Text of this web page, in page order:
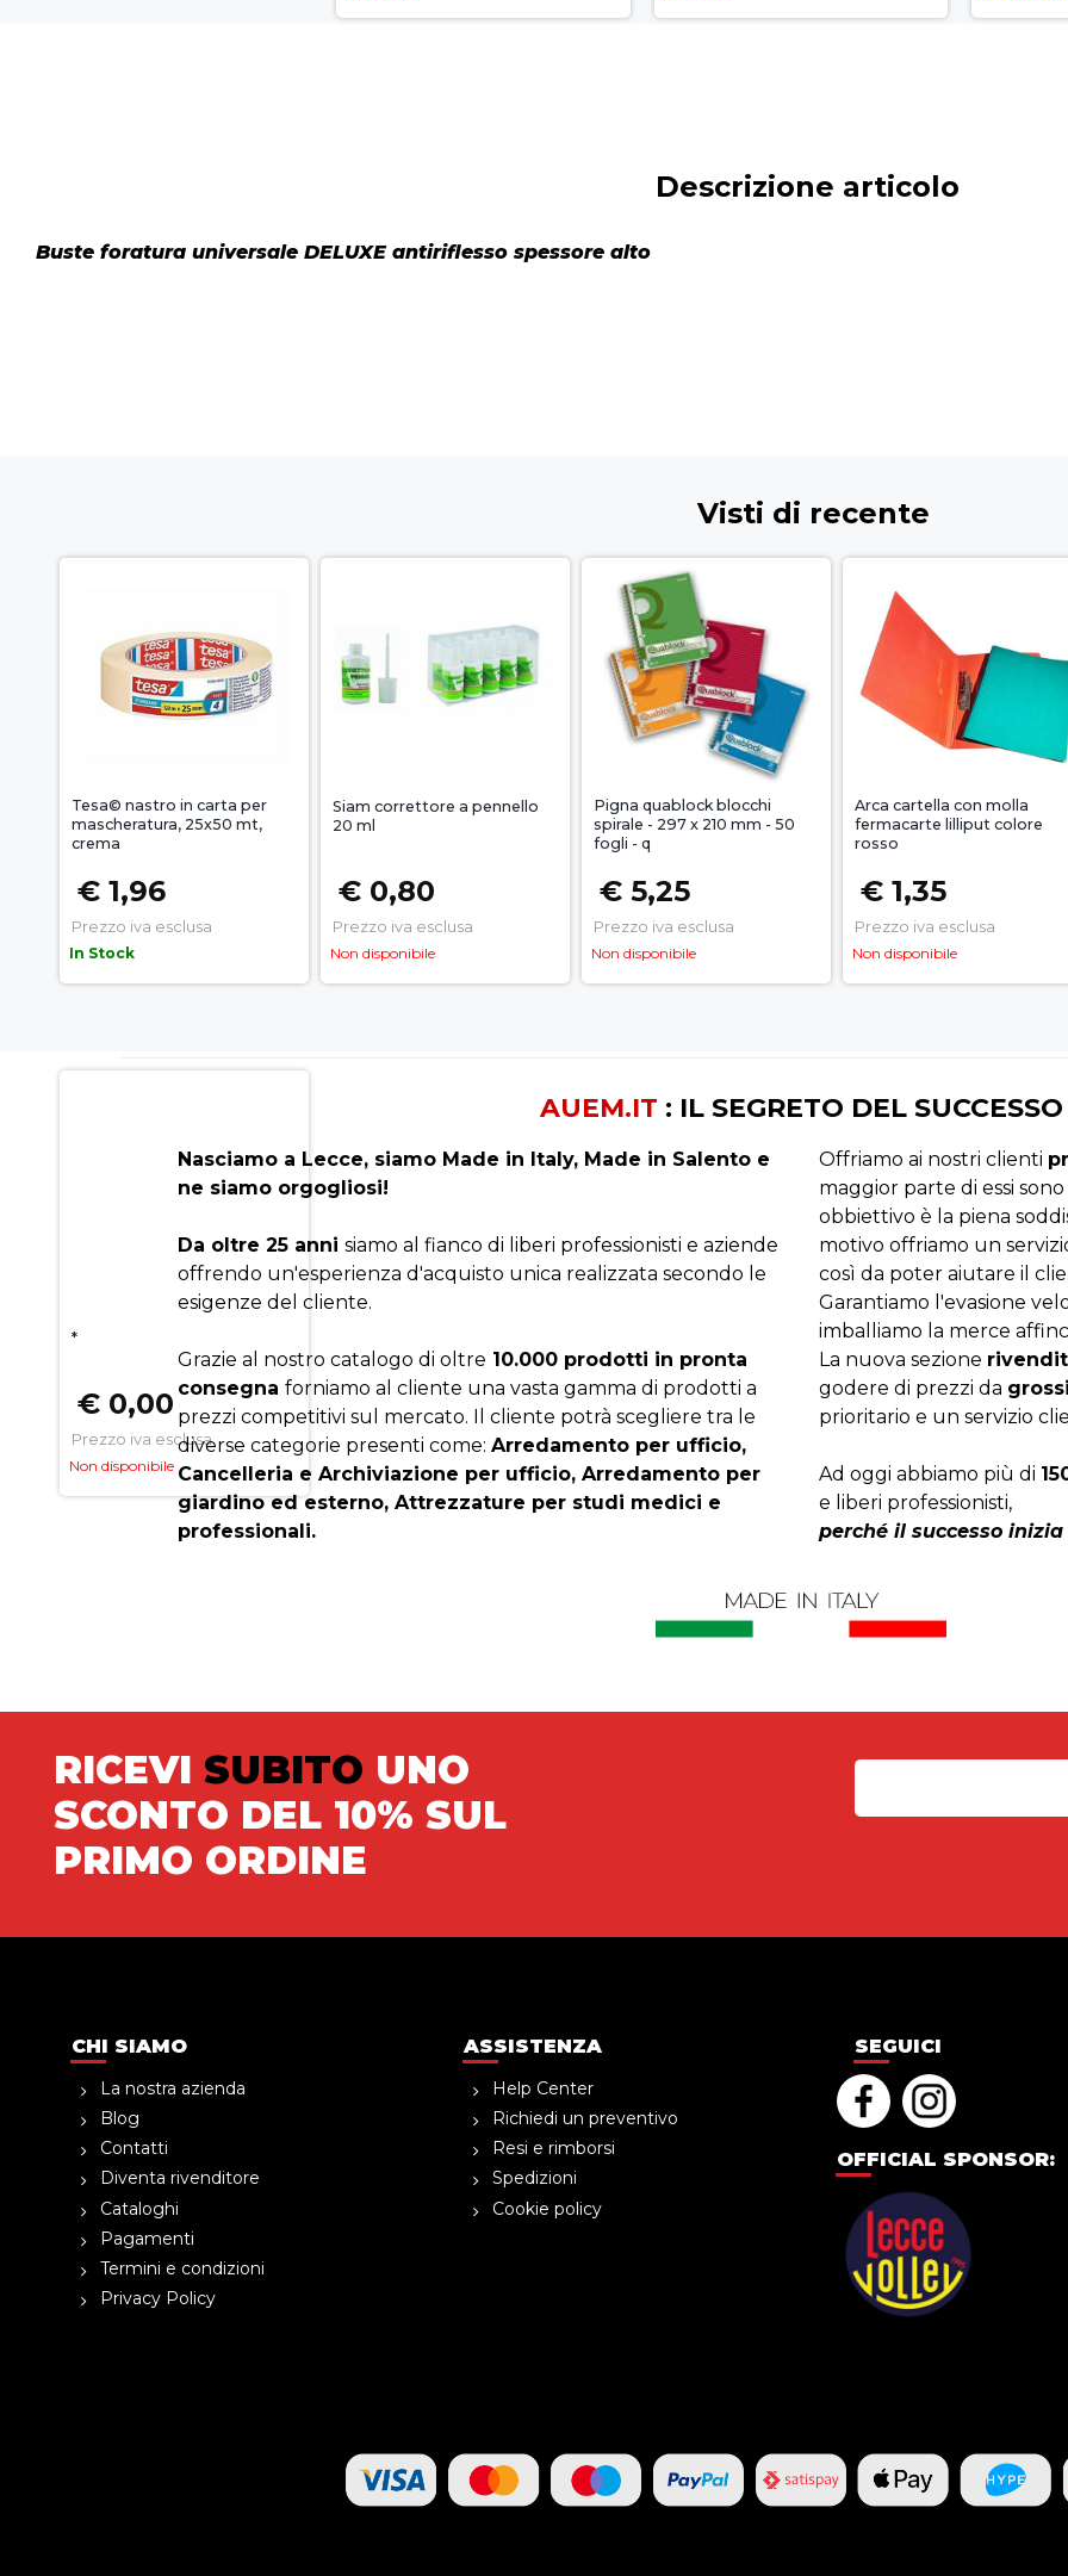
Descrizione articolo
Buste foratura universale DELUXE antiriflesso spessore alto
Visti di recente
Tesa© nastro in carta per
mascheratura, 25x50 mt,
crema
€ 1,96
Prezzo iva esclusa
In Stock
Siam correttore a pennello
20 ml
€ 0,80
Prezzo iva esclusa
Non disponibile
Pigna quablock blocchi
spirale - 297 x 210 mm - 50
fogli - q
€ 5,25
Prezzo iva esclusa
Non disponibile
Arca cartella con molla
fermacarte lilliput colore
rosso
€ 1,35
Prezzo iva esclusa
Non disponibile
*
€ 0,00
Prezzo iva esclusa
Non disponibile
AUEM.IT : IL SEGRETO DEL SUCCESSO
Nasciamo a Lecce, siamo Made in Italy, Made in Salento e
ne siamo orgogliosi!
Da oltre 25 annisiamo al fianco di liberi professionisti e aziende
offrendo un'esperienza d'acquisto unica realizzata secondo le
esigenze del cliente.
Grazie al nostro catalogo di oltre 10.000 prodotti in pronta
consegnaforniamo al cliente una vasta gamma di prodotti a
prezzi competitivi sul mercato. Il cliente potrà scegliere tra le
diverse categorie presenti come:Arredamento per ufficio,
Cancelleria e Archiviazione per ufficio, Arredamento per
giardino ed esterno, Attrezzature per studi medici e
professionali.
Offriamo ai nostri clienti
maggior parte di essi sono
obbiettivo è la piena
motivo offriamo un
così da poter aiutare il
Garantiamo l'evasione
imballiamo la merce
La nuova sezione
godere di prezzi da
prioritario e un servizio
Ad oggi abbiamo più di
e liberi professionisti,
perché il successo
RICEVI SUBITO UNO
SCONTO DEL 10% SUL
PRIMO ORDINE
CHI SIAMO
La nostra azienda
Blog
Contatti
Diventa rivenditore
Cataloghi
Pagamenti
Termini e condizioni
Privacy Policy
ASSISTENZA
Help Center
Richiedi un preventivo
Resi e rimborsi
Spedizioni
Cookie policy
SEGUICI
OFFICIAL SPONSOR: